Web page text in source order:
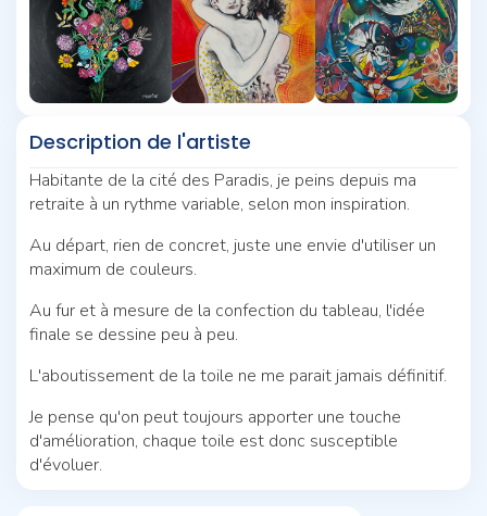
Description de l'artiste
Habitante de la cité des Paradis, je peins depuis ma
retraite à un rythme variable, selon mon inspiration.
Au départ, rien de concret, juste une envie d'utiliser un
maximum de couleurs.
Au fur et à mesure de la confection du tableau, l'idée
finale se dessine peu à peu.
L'aboutissement de la toile ne me parait jamais définitif.
Je pense qu'on peut toujours apporter une touche
d'amélioration, chaque toile est donc susceptible
d'évoluer.